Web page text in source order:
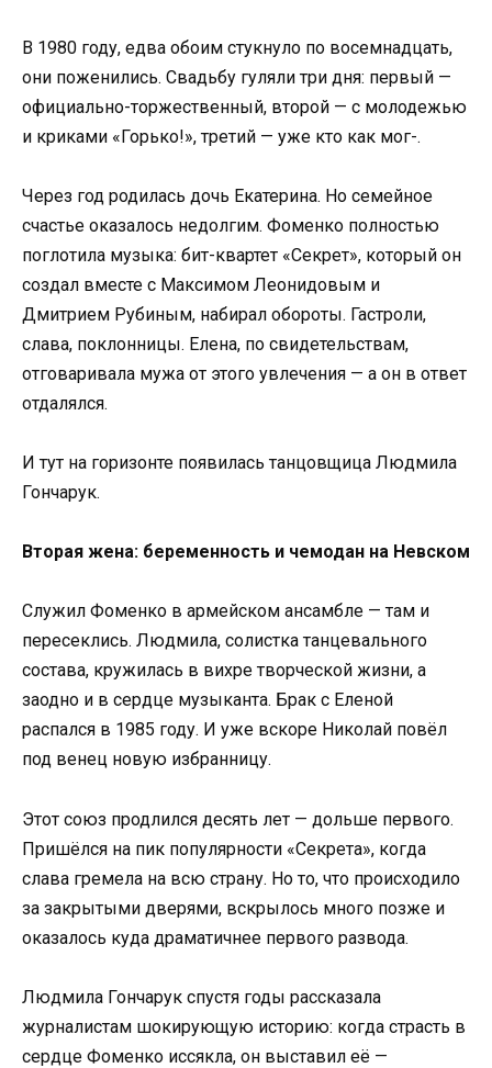
В 1980 году, едва обоим стукнуло по восемнадцать,
они поженились. Свадьбу гуляли три дня: первый —
официально-торжественный, второй — с молодежью
и криками «Горько!», третий — уже кто как мог-.
Через год родилась дочь Екатерина. Но семейное
счастье оказалось недолгим. Фоменко полностью
поглотила музыка: бит-квартет «Секрет», который он
создал вместе с Максимом Леонидовым и
Дмитрием Рубиным, набирал обороты. Гастроли,
слава, поклонницы. Елена, по свидетельствам,
отговаривала мужа от этого увлечения — а он в ответ
отдалялся.
И тут на горизонте появилась танцовщица Людмила
Гончарук.
Вторая жена: беременность и чемодан на Невском
Служил Фоменко в армейском ансамбле — там и
пересеклись. Людмила, солистка танцевального
состава, кружилась в вихре творческой жизни, а
заодно и в сердце музыканта. Брак с Еленой
распался в 1985 году. И уже вскоре Николай повёл
под венец новую избранницу.
Этот союз продлился десять лет — дольше первого.
Пришёлся на пик популярности «Секрета», когда
слава гремела на всю страну. Но то, что происходило
за закрытыми дверями, вскрылось много позже и
оказалось куда драматичнее первого развода.
Людмила Гончарук спустя годы рассказала
журналистам шокирующую историю: когда страсть в
сердце Фоменко иссякла, он выставил её —